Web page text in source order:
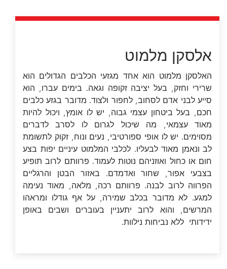
אלסקן מלמוט
האלסקן מלמוט הוא אחד מגזעי הכלבים הגדולים הוא
שרירי וחזק, בעל יציבה זקופה וגאה. בימים עברו, הוא
סייע לבני אדם לסחוב, לחפור ולצוד. מדובר בגזע כלבים
חכם, בעל ביטחון עצמי גבוה, יש לו אומץ, ויכול להיות
מאוד עצמאי, מה שיכול לגרום לו לסרב לדברים
מסוימים. יש לו אופי ספורטיבי, נעים ונוח, זקוק לתשומת
לב ונאמן מאוד לבעליו. לכלבי המלמוט עיניים יפות בצע
חום או כחול ואוזניהם נוטות לעמוד. פרוותם לרוב תופיע
בצבעי אפור, שחור ואדמדם. באזור הבטן והרגליים
הפרווה לרוב לבנה. פרוותם רכה, מלאה, מאוד נעימה
למגע. לא מדובר בכלב שמירה, על אף גודלו ומראהו
המרשים, והוא לרוב יתעניין בעוברים ושבים באופן
ידידותי ללא נביחות נילוות.